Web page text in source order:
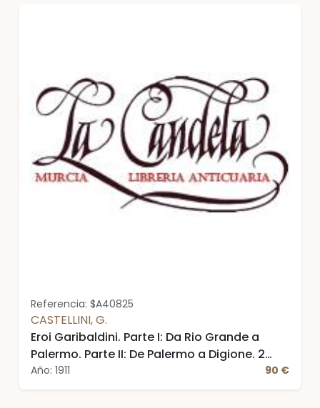
Referencia: $A40825
CASTELLINI, G.
Eroi Garibaldini. Parte I: Da Rio Grande a
Palermo. Parte II: De Palermo a Digione. 2
tomos
Año: 1911 90 €